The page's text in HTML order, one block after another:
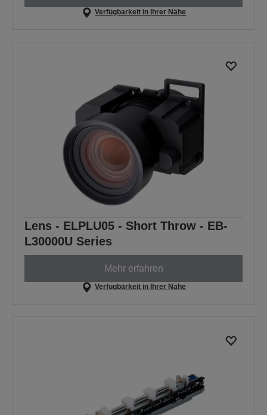
Verfügbarkeit in Ihrer Nähe
Lens - ELPLU05 - Short Throw - EB-
L30000U Series
Mehr erfahren
Verfügbarkeit in Ihrer Nähe